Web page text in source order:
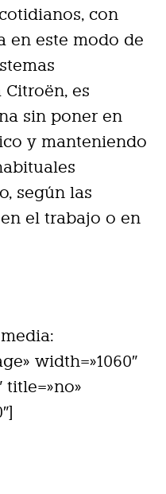
con
en este modo de
es
sin poner en
y manteniendo
según las
el trabajo o en
width=»1060″
title=»no»